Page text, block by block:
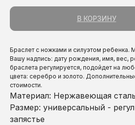
В КОРЗИНУ
Браслет с ножками и силуэтом
Вашу надпись: дату рождения, имя, вес,
браслета регулируется, подойдет на
цвета: серебро и золото.
стоимости.
Материал: Нержавеющая сталь
Размер: универсальный -
запястье